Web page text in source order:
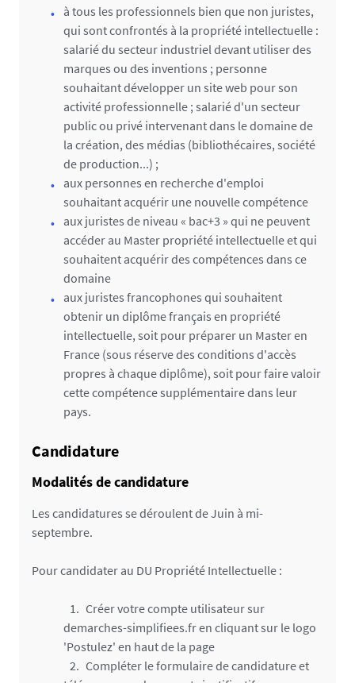
à tous les professionnels bien que non juristes,
qui sont confrontés à la propriété intellectuelle :
salarié du secteur industriel devant utiliser des
marques ou des inventions ; personne
souhaitant développer un site web pour son
activité professionnelle ; salarié d'un secteur
public ou privé intervenant dans le domaine de
la création, des médias (bibliothécaires, société
de production...) ;
aux personnes en recherche d'emploi
souhaitant acquérir une nouvelle compétence
aux juristes de niveau « bac+3 » qui ne peuvent
accéder au Master propriété intellectuelle et qui
souhaitent acquérir des compétences dans ce
domaine
aux juristes francophones qui souhaitent
obtenir un diplôme français en propriété
intellectuelle, soit pour préparer un Master en
France (sous réserve des conditions d'accès
propres à chaque diplôme), soit pour faire valoir
cette compétence supplémentaire dans leur
pays.
Candidature
Modalités de candidature
Les candidatures se déroulent de Juin à mi-
septembre.
Pour candidater au DU Propriété Intellectuelle :
Créer votre compte utilisateur sur
demarches-simplifiees.fr en cliquant sur le logo
'Postulez' en haut de la page
Compléter le formulaire de candidature et